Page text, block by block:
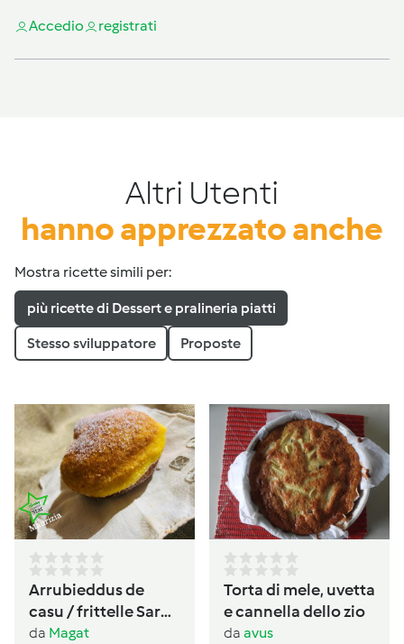
Accedio registrati
Altri Utenti
hanno apprezzato anche
Mostra ricette simili per:
più ricette di Dessert e pralineria piatti
Stesso sviluppatore Proposte
Arrubieddus de
casu / frittelle Sarde
al formaggio di
da Magat
Torta di mele, uvetta
e cannella dello zio
da avus